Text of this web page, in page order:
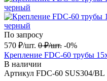
По запросу
570 ₽/шт. 0 ₽/шт. -0%
Крепление FDC-60 трубы
В наличии
Артикул FDC-60 SUS304/BL